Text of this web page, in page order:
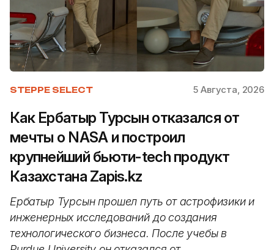
STEPPE SELECT 5 Августа, 2026
Как Ербатыр Турсын отказался от
мечты о NASA и построил
крупнейший бьюти-tech продукт
Казахстана Zapis.kz
Ербатыр Турсын прошел путь от астрофизики и
инженерных исследований до создания
технологического бизнеса. После учебы в